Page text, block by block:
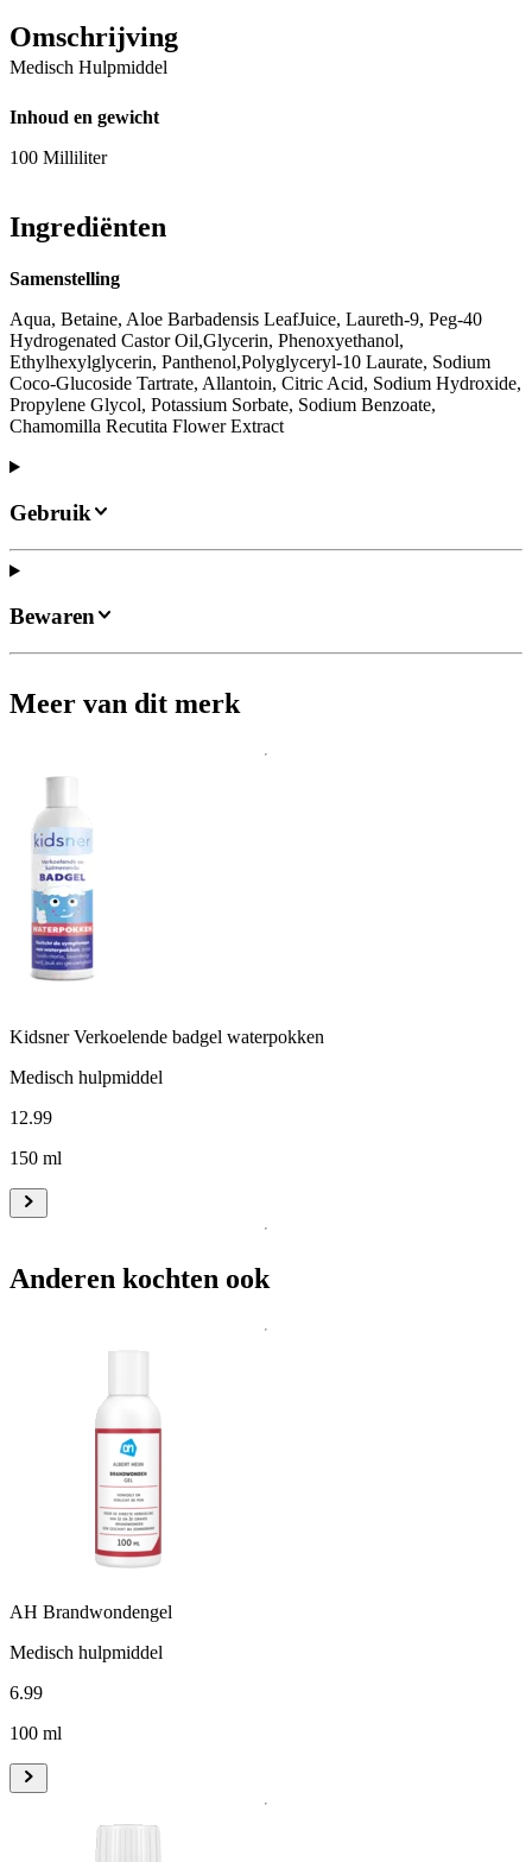
Omschrijving
Medisch Hulpmiddel
Inhoud en gewicht
100 Milliliter
Ingrediënten
Samenstelling
Aqua, Betaine, Aloe Barbadensis LeafJuice, Laureth-9, Peg-40
Hydrogenated Castor Oil,Glycerin, Phenoxyethanol,
Ethylhexylglycerin, Panthenol,Polyglyceryl-10 Laurate, Sodium
Coco-Glucoside Tartrate, Allantoin, Citric Acid, Sodium Hydroxide,
Propylene Glycol, Potassium Sorbate, Sodium Benzoate,
Chamomilla Recutita Flower Extract
Gebruik
Bewaren
Meer van dit merk
Kidsner Verkoelende badgel waterpokken
Medisch hulpmiddel
12.99
150 ml
Anderen kochten ook
AH Brandwondengel
Medisch hulpmiddel
6.99
100 ml